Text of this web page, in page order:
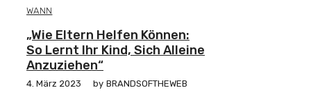
WANN
„Wie Eltern Helfen Können:
So Lernt Ihr Kind, Sich Alleine
Anzuziehen“
4. März 2023 by BRANDSOFTHEWEB